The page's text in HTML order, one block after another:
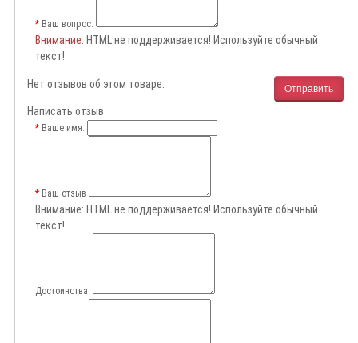
Ваш вопрос:
Внимание: HTML не поддерживается! Используйте обычный
текст!
Отправить
Нет отзывов об этом товаре.
Написать отзыв
Ваше имя:
Ваш отзыв
Внимание: HTML не поддерживается! Используйте обычный
текст!
Достоинства: